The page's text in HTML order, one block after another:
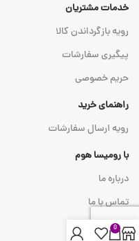
خدمات مشتریان
رویه بازگرداندن کالا
پیگیری سفارشات
حریم خصوصی
راهنمای خرید
رویه ارسال سفارشات
با رومیسا هوم
درباره ما
تماس با ما
0